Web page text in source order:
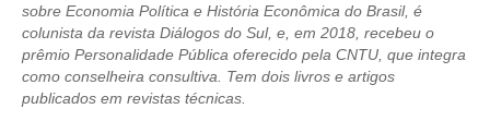
sobre Economia Política e História Econômica do Brasil, é
colunista da revista Diálogos do Sul, e, em 2018, recebeu o
prêmio Personalidade Pública oferecido pela CNTU, que integra
como conselheira consultiva. Tem dois livros e artigos
publicados em revistas técnicas.